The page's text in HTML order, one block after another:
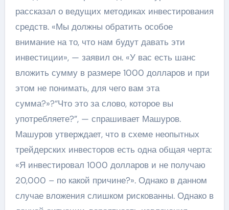
рассказал о ведущих методиках инвестирования
средств. «Мы должны обратить особое
внимание на то, что нам будут давать эти
инвестиции», — заявил он. «У вас есть шанс
вложить сумму в размере 1000 долларов и при
этом не понимать, для чего вам эта
сумма?»?“Что это за слово, которое вы
употребляете?”, — спрашивает Машуров.
Машуров утверждает, что в схеме неопытных
трейдерских инвесторов есть одна общая черта:
«Я инвестировал 1000 долларов и не получаю
20,000 – по какой причине?». Однако в данном
случае вложения слишком рискованны. Однако в